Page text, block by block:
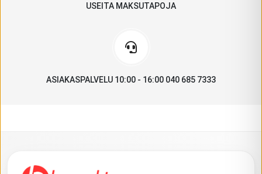
USEITA MAKSUTAPOJA
ASIAKASPALVELU 10:00 - 16:00 040 685 7333